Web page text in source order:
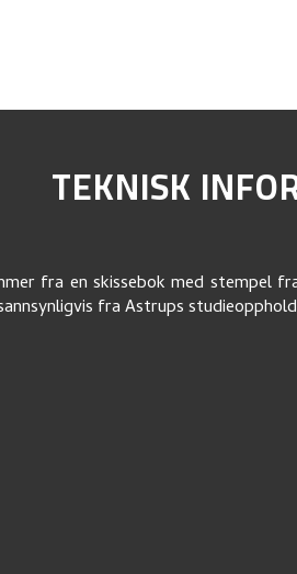
TEKNISK
fra en skissebok med stempel
fra Astrups